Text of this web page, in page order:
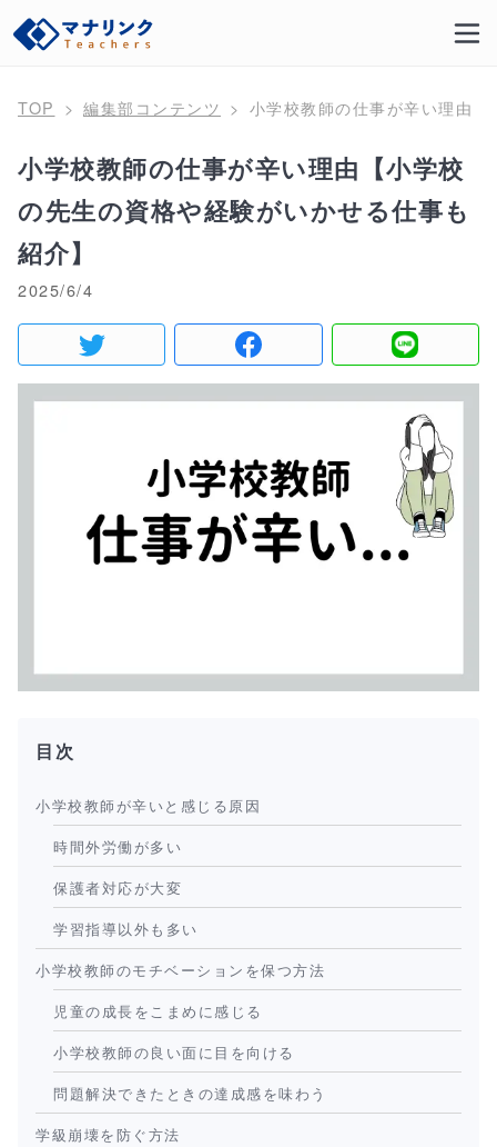
TOP 編集部コンテンツ 小学校教師の仕事が辛い理由
小学校教師の仕事が辛い理由【小学校
の先生の資格や経験がいかせる仕事も
紹介】
2025/6/4
目次
小学校教師が辛いと感じる原因
時間外労働が多い
保護者対応が大変
学習指導以外も多い
小学校教師のモチベーションを保つ方法
児童の成長をこまめに感じる
小学校教師の良い面に目を向ける
問題解決できたときの達成感を味わう
学級崩壊を防ぐ方法